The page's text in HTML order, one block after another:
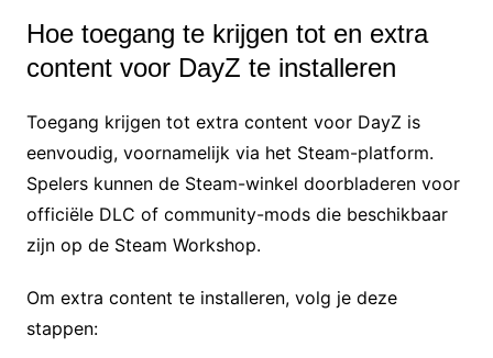
Hoe toegang te krijgen tot en extra
content voor DayZ te installeren
Toegang krijgen tot extra content voor DayZ is
eenvoudig, voornamelijk via het Steam-platform.
Spelers kunnen de Steam-winkel doorbladeren voor
officiële DLC of community-mods die beschikbaar
zijn op de Steam Workshop.
Om extra content te installeren, volg je deze
stappen: